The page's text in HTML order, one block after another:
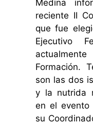
Medina
reciente II
que fue
Ejecutivo
Formación.
son las dos
y la nutrida
en el evento
su